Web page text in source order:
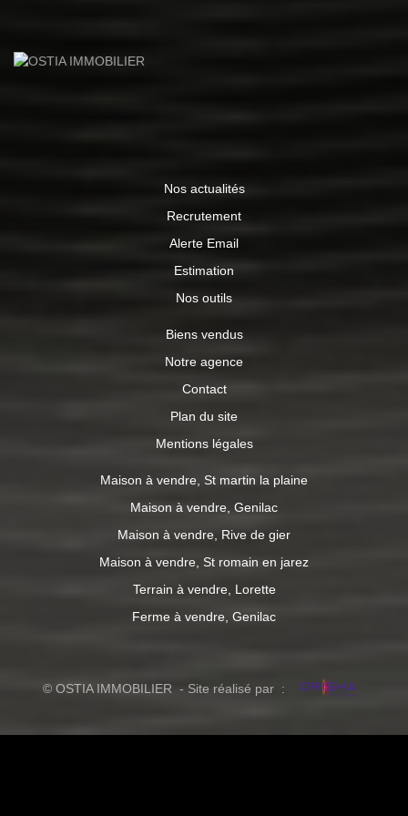
Nos actualités
Recrutement
Alerte Email
Estimation
Nos outils
Biens vendus
Notre agence
Contact
Plan du site
Mentions légales
Maison à vendre, St martin la plaine
Maison à vendre, Genilac
Maison à vendre, Rive de gier
Maison à vendre, St romain en jarez
Terrain à vendre, Lorette
Ferme à vendre, Genilac
© OSTIA IMMOBILIER - Site réalisé par :